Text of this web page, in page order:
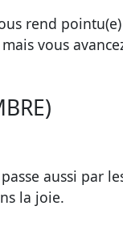
rend
vous
aussi par
la joie.